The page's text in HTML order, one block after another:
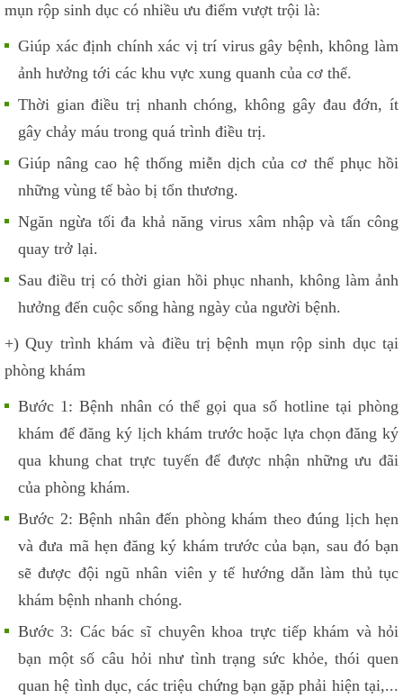
mụn rộp sinh dục có nhiều ưu điểm vượt trội là:
Giúp xác định chính xác vị trí virus gây bệnh, không làm
ảnh hưởng tới các khu vực xung quanh của cơ thể.
Thời gian điều trị nhanh chóng, không gây đau đớn, ít
gây chảy máu trong quá trình điều trị.
Giúp nâng cao hệ thống miễn dịch của cơ thể phục hồi
những vùng tế bào bị tổn thương.
Ngăn ngừa tối đa khả năng virus xâm nhập và tấn công
quay trở lại.
Sau điều trị có thời gian hồi phục nhanh, không làm ảnh
hưởng đến cuộc sống hàng ngày của người bệnh.
+) Quy trình khám và điều trị bệnh mụn rộp sinh dục tại
phòng khám
Bước 1: Bệnh nhân có thể gọi qua số hotline tại phòng
khám để đăng ký lịch khám trước hoặc lựa chọn đăng ký
qua khung chat trực tuyến để được nhận những ưu đãi
của phòng khám.
Bước 2: Bệnh nhân đến phòng khám theo đúng lịch hẹn
và đưa mã hẹn đăng ký khám trước của bạn, sau đó bạn
sẽ được đội ngũ nhân viên y tế hướng dẫn làm thủ tục
khám bệnh nhanh chóng.
Bước 3: Các bác sĩ chuyên khoa trực tiếp khám và hỏi
bạn một số câu hỏi như tình trạng sức khỏe, thói quen
quan hệ tình dục, các triệu chứng bạn gặp phải hiện tại,...